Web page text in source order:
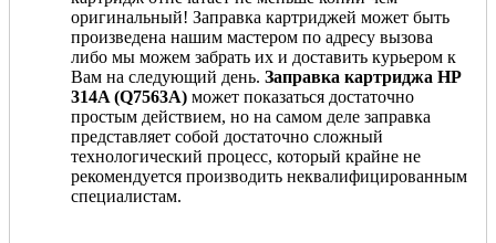
оригинальный! Заправка картриджей может быть
произведена нашим мастером по адресу вызова
либо мы можем забрать их и доставить курьером к
Вам на следующий день. Заправка картриджа HP
314A (Q7563A) может показаться достаточно
простым действием, но на самом деле заправка
представляет собой достаточно сложный
технологический процесс, который крайне не
рекомендуется производить неквалифицированным
специалистам.